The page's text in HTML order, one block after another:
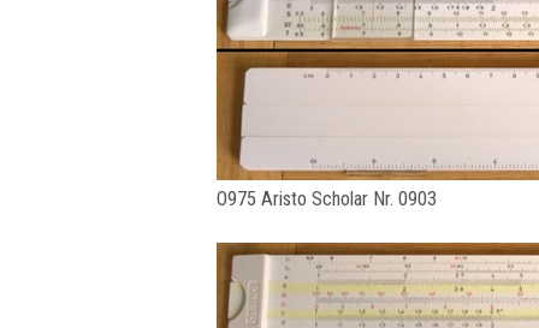
O975 Aristo Scholar Nr. 0903